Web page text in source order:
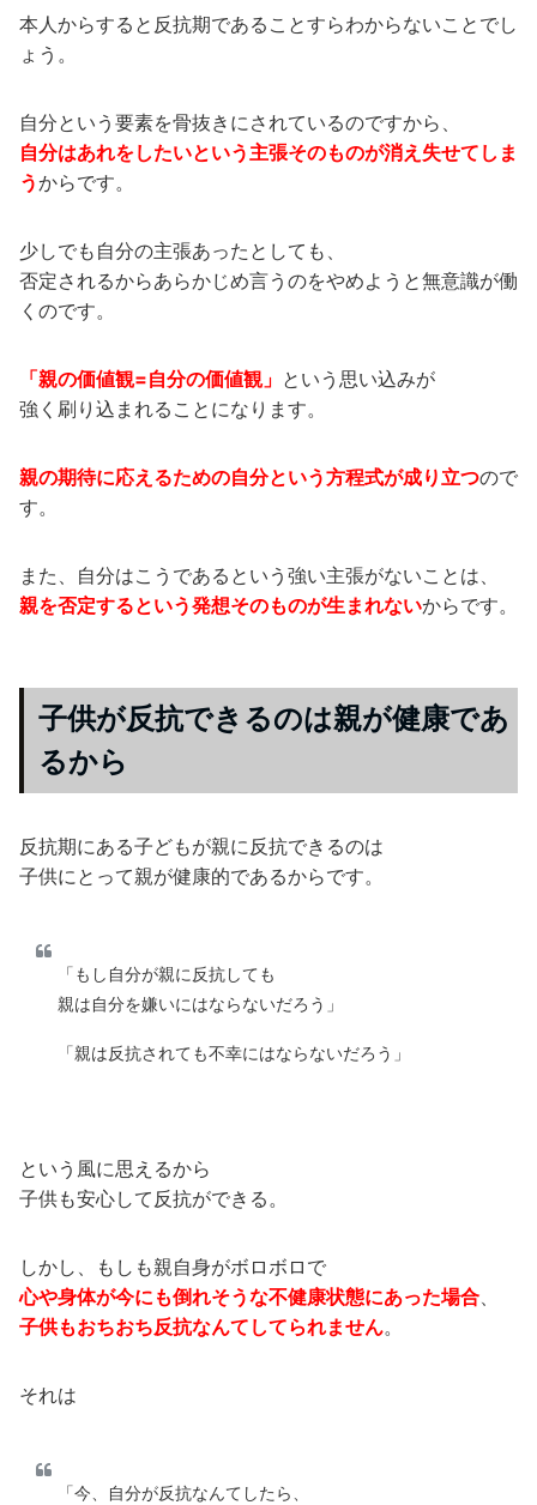
本人からすると反抗期であることすらわからないことでし
ょう。
自分という要素を骨抜きにされているのですから、
自分はあれをしたいという主張そのものが消え失せてしま
うからです。
少しでも自分の主張あったとしても、
否定されるからあらかじめ言うのをやめようと無意識が働
くのです。
「親の価値観=自分の価値観」 という思い込みが
強く刷り込まれることになります。
親の期待に応えるための自分という方程式が成り立つので
す。
また、自分はこうであるという強い主張がないことは、
親を否定するという発想そのものが生まれないからです。
子供が反抗できるのは親が健康であ
るから
反抗期にある子どもが親に反抗できるのは
子供にとって親が健康的であるからです。
「もし自分が親に反抗しても
親は自分を嫌いにはならないだろう」
「親は反抗されても不幸にはならないだろう」
という風に思えるから
子供も安心して反抗ができる。
しかし、もしも親自身がボロボロで
心や身体が今にも倒れそうな不健康状態にあった場合、
子供もおちおち反抗なんてしてられません。
それは
「今、自分が反抗なんてしたら、